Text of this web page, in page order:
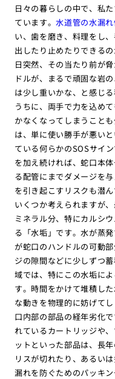
日々の暮らしの中で、私
ています。水道管の水漏
い、歯を磨き、料理をし
出したり止めたりできる
日突然、その当たり前が
ドルが、まるで頑固な岩
は少し重いかな、と感じ
うちに、両手で力を込め
かなくなってしまうこと
は、単に使い勝手が悪い
ている何らかのSOSサイ
を加え続ければ、蛇口本
る配管にまでダメージを
を引き起こすリスクも潜
いくつか考えられますが
ミネラル分、特にカルシ
る「水垢」です。水が蒸
が蛇口のハンドルの可動
ジの隙間などに少しずつ
域では、特にこの水垢に
す。時間をかけて堆積し
な動きを物理的に妨げて
口内部の部品の経年劣化
れているカートリッジや
ットといった部品は、長
リスが切れたり、あるい
漏れを防ぐためのパッキ